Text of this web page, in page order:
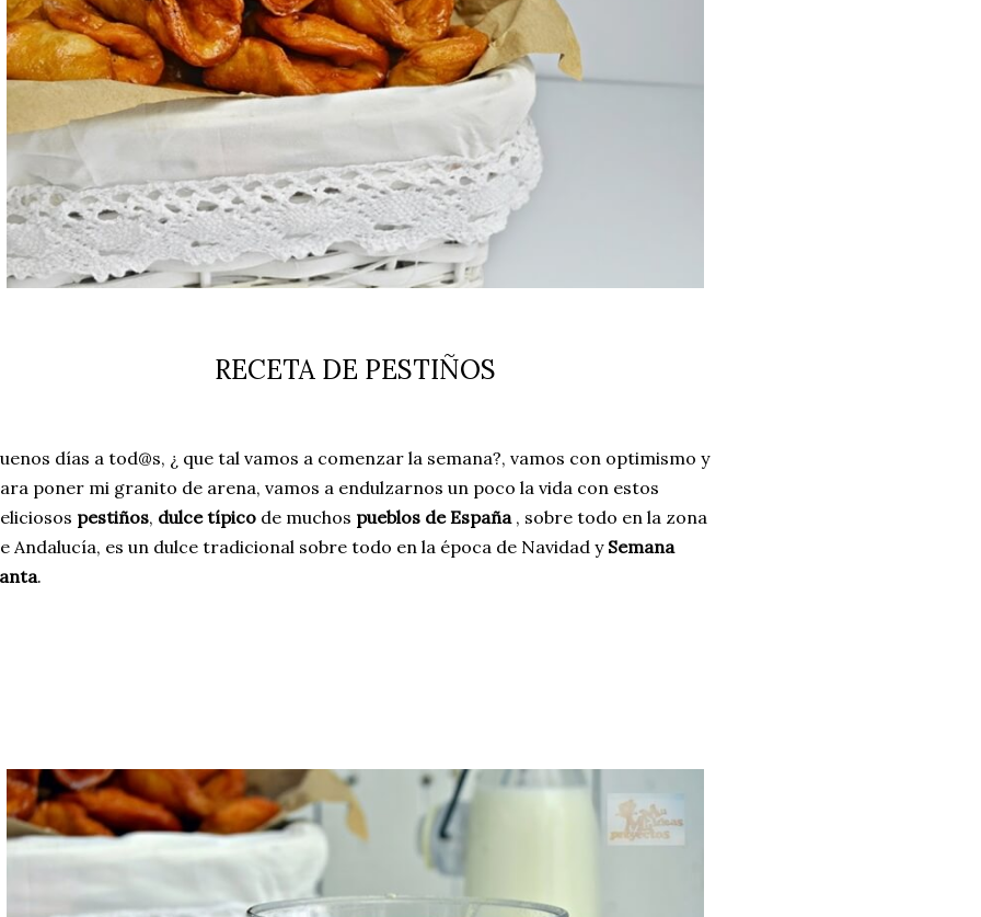
RECETA DE PESTIÑOS
días a tod@s, ¿ que tal vamos a comenzar la semana?, vamos con optimismo y
poner mi granito de arena, vamos a endulzarnos un poco la vida con estos
pestiños, dulce típicode muchos pueblos de España, sobre todo en la zona
Andalucía, es un dulce tradicional sobre todo en la época de Navidad y Semana
.